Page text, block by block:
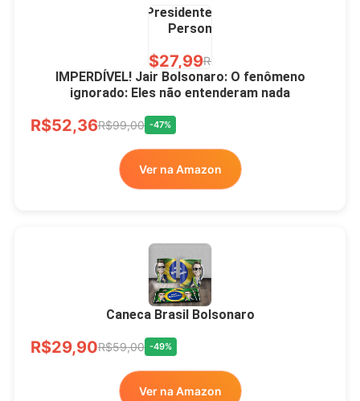
Presidente Porcelana
Personalizada
R$27,99R$49,00
Xícara Bolsonaro
Brasão Deus Acima De
Todos
R$33,00
Ver no MERCADO
LIVRE
IMPERDÍVEL! Jair Bolsonaro: O fenômeno
ignorado: Eles não entenderam nada
R$52,36R$99,00 -47%
Ver na Amazon
Caneca Brasil Bolsonaro
R$29,90R$59,00 -49%
Ver na Amazon